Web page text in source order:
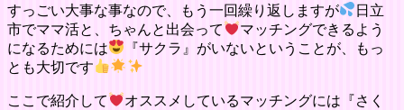
すっごい大事な事なので、もう一回繰り返しますが
日立
市でママ活と、ちゃんと出会って
マッチングできるよう
になるためには
『サクラ』がいないということが、もっ
とも大切です
ここで紹介して
オススメしているマッチングには『さく